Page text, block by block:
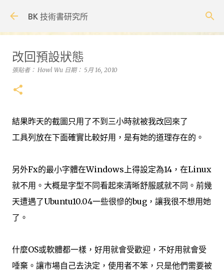
BK 技術書研究所
改回預設狀態
張貼者： Howl Wu 日期： 5月 16, 2010
結果昨天的截圖只用了不到三小時就被我改回來了
工具列放在下面確實比較好用，是有她的道理存在的。
另外Fx的最小字體在Windows上得設定為14，在Linux
就不用。大概是字型不同看起來清晰舒服感就不同。前幾
天遭遇了Ubuntu10.04一些很慘的bug，讓我很不想用她
了。
什麼OS或軟體都一樣，好用就會受歡迎，不好用就會受
唾棄。讓市場自己去決定，使用者不笨，只是他們需要被